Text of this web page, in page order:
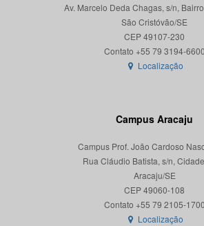
Av. Marcelo Deda Chagas, s/n,
São Cristóvão/SE
CEP 49107-230
Localização
Campus Aracaju
Campus Prof. João Cardoso
Rua Cláudio Batista, s/n,
Aracaju/SE
CEP 49060-108
Localização